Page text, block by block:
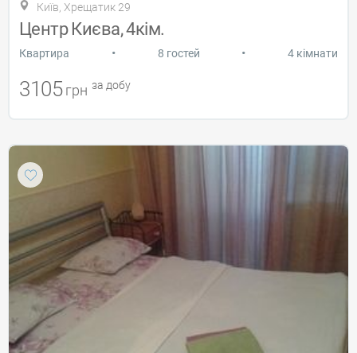
Київ, Хрещатик 29
Центр Києва, 4кім.
Квартира • 8 гостей • 4 кімнати
3105 грн за добу